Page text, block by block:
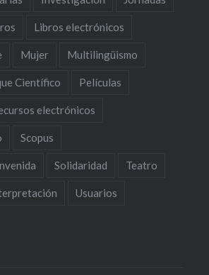
Libros electrónicos
Mujer Multilingüismo
Científico Películas
electrónicos
Scopus
Solidaridad Teatro
Usuarios